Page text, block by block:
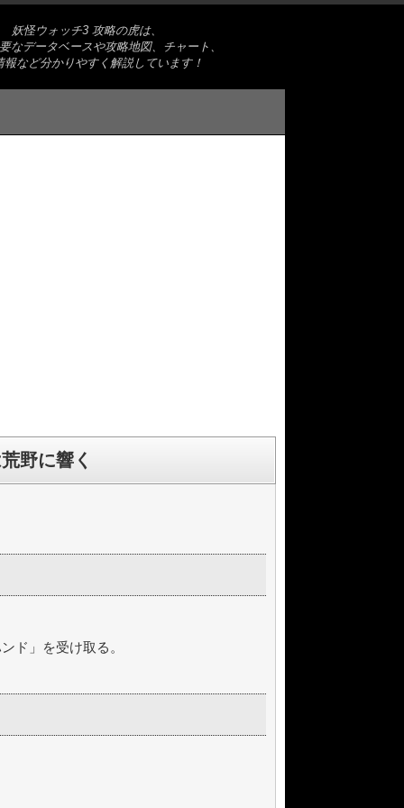
妖怪ウォッチ3 攻略の虎は、
なデータベースや攻略地図、チャート、
報など分かりやすく解説しています！
野に響く
ド」を受け取る。